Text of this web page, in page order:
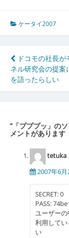
ケータイ2007
投
稿
ナ
ゲ
ー
シ
ドコモの社長
ネル研究会の提案
を語ったらしい
“「プププッ」の
メントがあります
tetuka
2007年6
SECRET: 0
PASS:
ユーザー
利用して
い